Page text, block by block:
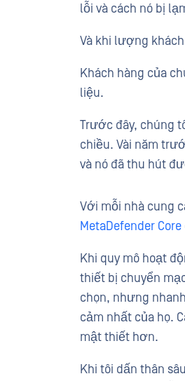
lỗi và cách nó bị
Và khi lượng
Khách hàng của
liệu.
Trước đây, chúng
chiều. Vài năm
và nó đã thu hút
Với mỗi nhà cung
MetaDefender Core
Khi quy mô hoạt
thiết bị chuyển
chọn, nhưng
cảm nhất của họ.
mật thiết hơn.
Khi tôi dấn thân